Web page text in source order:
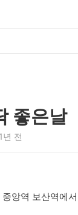
좋은날
1년 전
앙역 보산역에